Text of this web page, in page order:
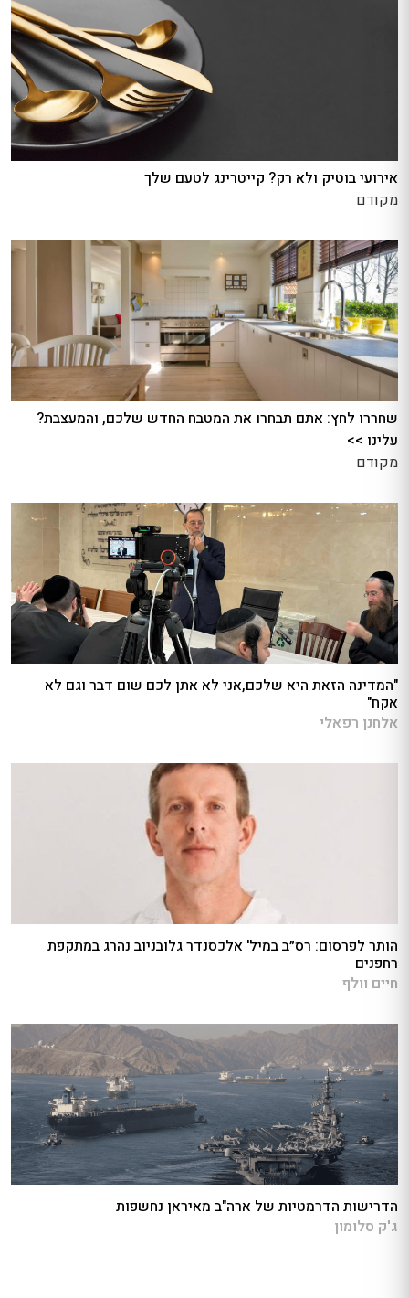
אירועי בוטיק ולא רק? קייטרינג לטעם שלך
מקודם
שחררו לחץ: אתם תבחרו את המטבח החדש שלכם, והמעצבת?
עלינו >>
מקודם
"המדינה הזאת היא שלכם,אני לא אתן לכם שום דבר וגם לא
אקח"
אלחנן רפאלי
הותר לפרסום: רס״ב במיל' אלכסנדר גלובניוב נהרג במתקפת
רחפנים
חיים וולף
הדרישות הדרמטיות של ארה"ב מאיראן נחשפות
ג'ק סלומון